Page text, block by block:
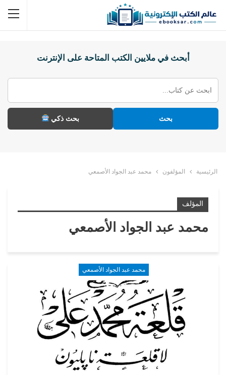
أبحث في ملايين الكتب المتاحة على الإنترنت
بحث بحث ذكي
الرئيسية المؤلفون محمد عبد الجواد الأصمعي
المؤلف
محمد عبد الجواد الأصمعي
محمد عبد الجواد الأصمعي